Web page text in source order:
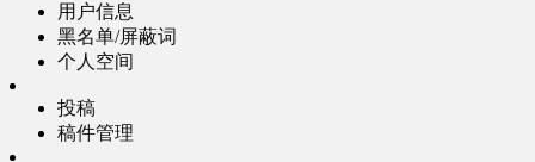
用户信息
黑名单/屏蔽词
个人空间
投稿
稿件管理